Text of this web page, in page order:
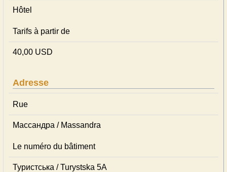
Hôtel
Tarifs à partir de
40,00 USD
Adresse
Rue
Массандра / Massandra
Le numéro du bâtiment
Туристська / Turystska 5А